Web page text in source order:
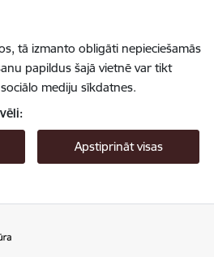
tā izmanto obligāti nepieciešamās
papildus šajā vietnē var tikt
mediju sīkdatnes.
Apstiprināt visas